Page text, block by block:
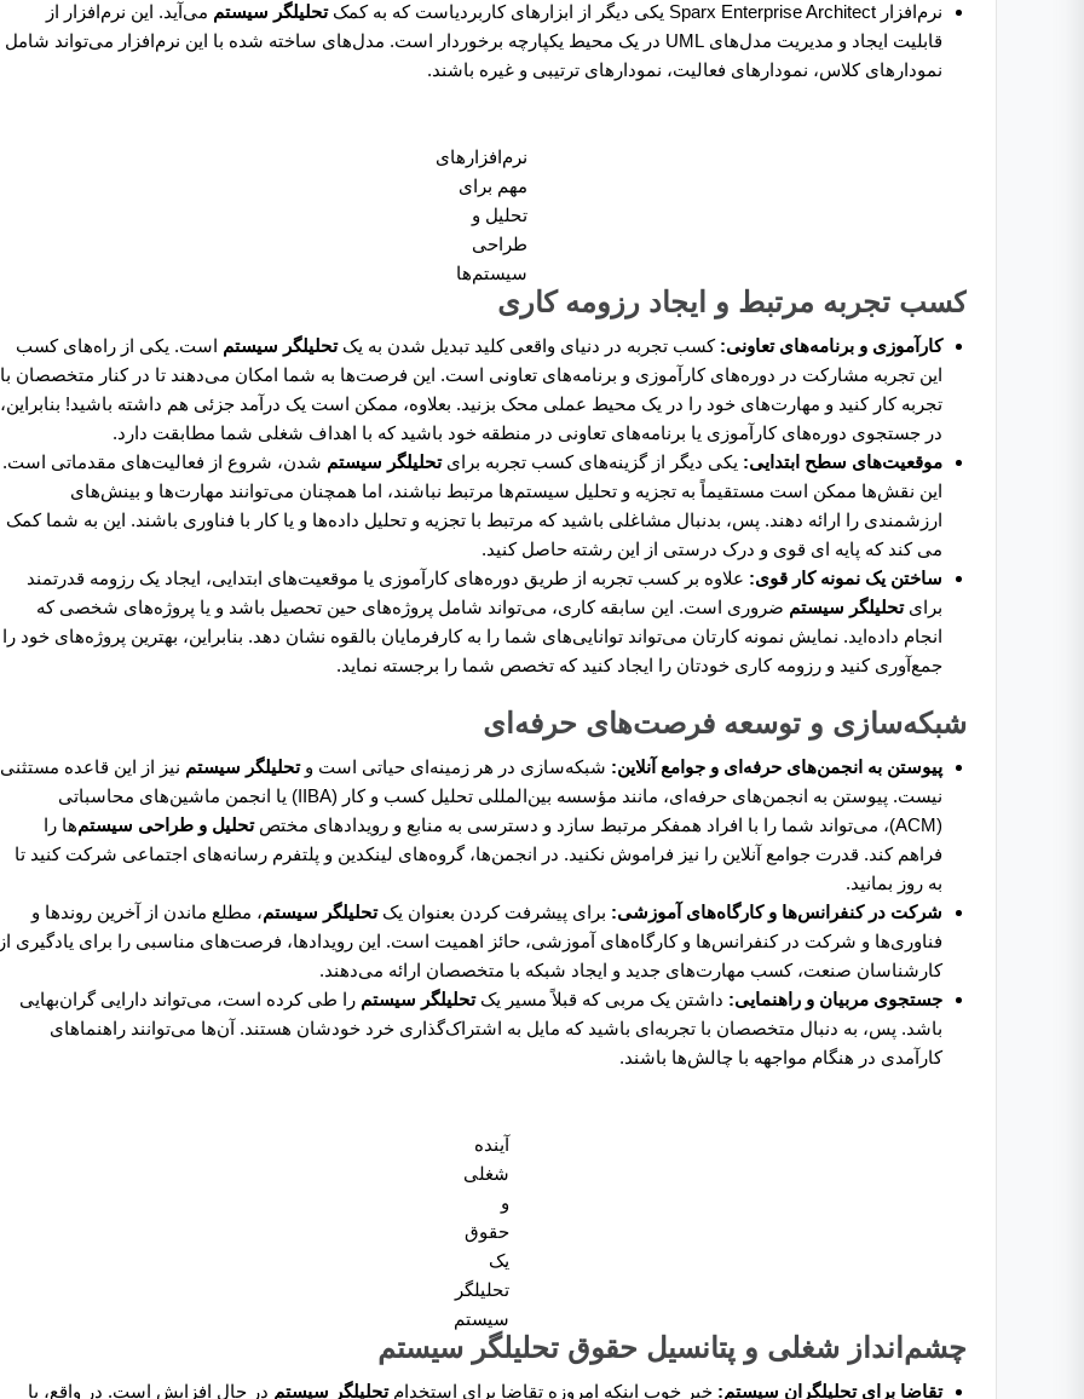
نرم‌افزار Sparx Enterprise Architect یکی دیگر از ابزارهای کاربردیاست که به کمک
تحلیلگر سیستم می‌آید. این نرم‌افزار از
قابلیت ایجاد و مدیریت مدل‌های UML در یک محیط یکپارچه برخوردار است. مدل‌های ساخته شده با این نرم‌افزار می‌تواند شامل
نمودارهای کلاس، نمودارهای فعالیت، نمودارهای ترتیبی و غیره باشند.
نرم‌افزارهای
مهم برای
تحلیل و
طراحی
سیستم‌ها
کسب تجربه مرتبط و ایجاد رزومه کاری
کارآموزی و برنامه‌های تعاونی: کسب تجربه در دنیای واقعی کلید تبدیل شدن به یک تحلیلگر سیستم است. یکی از راه‌های کسب
این تجربه مشارکت در دوره‌های کارآموزی و برنامه‌های تعاونی است. این فرصت‌ها به شما امکان می‌دهند تا در کنار متخصصان با
تجربه کار کنید و مهارت‌های خود را در یک محیط عملی محک بزنید. بعلاوه، ممکن است یک درآمد جزئی هم داشته باشید! بنابراین،
در جستجوی دوره‌های کارآموزی یا برنامه‌های تعاونی در منطقه خود باشید که با اهداف شغلی شما مطابقت دارد.
موقعیت‌های سطح ابتدایی: یکی دیگر از گزینه‌های کسب تجربه برایتحلیلگر سیستم شدن، شروع از فعالیت‌های مقدماتی است.
این نقش‌ها ممکن است مستقیماً به تجزیه و تحلیل سیستم‌ها مرتبط نباشند، اما همچنان می‌توانند مهارت‌ها و بینش‌های
ارزشمندی را ارائه دهند. پس، بدنبال مشاغلی باشید که مرتبط با تجزیه و تحلیل داده‌ها و یا کار با فناوری باشند. این به شما کمک
می کند که پایه ای قوی و درک درستی از این رشته حاصل کنید.
ساختن یک نمونه کار قوی: علاوه بر کسب تجربه از طریق دوره‌های کارآموزی یا موقعیت‌های ابتدایی، ایجاد یک رزومه قدرتمند
برایتحلیلگر سیستم ضروری است. این سابقه کاری، می‌تواند شامل پروژه‌های حین تحصیل باشد و یا پروژه‌های شخصی که
انجام داده‌اید. نمایش نمونه کارتان می‌تواند توانایی‌های شما را به کارفرمایان بالقوه نشان دهد. بنابراین، بهترین پروژه‌های خود را
جمع‌آوری کنید و رزومه کاری خودتان را ایجاد کنید که تخصص شما را برجسته نماید.
شبکه‌سازی و توسعه فرصت‌های حرفه‌ای
پیوستن به انجمن‌های حرفه‌ای و جوامع آنلاین: شبکه‌سازی در هر زمینه‌ای حیاتی است و تحلیلگر سیستم نیز از این قاعده مستثنی
نیست. پیوستن به انجمن‌های حرفه‌ای، مانند مؤسسه بین‌المللی تحلیل کسب و کار (IIBA) یا انجمن ماشین‌های محاسباتی
(ACM)، می‌تواند شما را با افراد همفکر مرتبط سازد و دسترسی به منابع و رویدادهای مختص
تحلیل و طراحی سیستم‌ها را
فراهم کند. قدرت جوامع آنلاین را نیز فراموش نکنید. در انجمن‌ها، گروه‌های لینکدین و پلتفرم رسانه‌های اجتماعی شرکت کنید تا
به روز بمانید.
شرکت در کنفرانس‌ها و کارگاه‌های آموزشی: برای پیشرفت کردن بعنوان یکتحلیلگر سیستم، مطلع ماندن از آخرین روندها و
فناوری‌ها و شرکت در کنفرانس‌ها و کارگاه‌های آموزشی، حائز اهمیت است. این رویدادها، فرصت‌های مناسبی را برای یادگیری از
کارشناسان صنعت، کسب مهارت‌های جدید و ایجاد شبکه با متخصصان ارائه می‌دهند.
جستجوی مربیان و راهنمایی: داشتن یک مربی که قبلاً مسیر یکتحلیلگر سیستم را طی کرده است، می‌تواند دارایی گران‌بهایی
باشد. پس، به دنبال متخصصان با تجربه‌ای باشید که مایل به اشتراک‌گذاری خرد خودشان هستند. آن‌ها می‌توانند راهنماهای
کارآمدی در هنگام مواجهه با چالش‌ها باشند.
آینده
شغلی
و
حقوق
یک
تحلیلگر
سیستم
چشم‌انداز شغلی و پتانسیل حقوق تحلیلگر سیستم
تقاضا برای تحلیلگران سیستم: خبر خوب اینکه امروزه تقاضا برای استخدامتحلیلگر سیستم در حال افزایش است. در واقع، با